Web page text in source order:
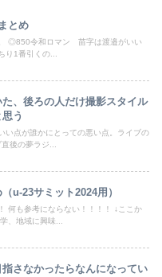
とめ
◎850令和ロマン 苗字は渡邉がいい
り1番引くの...
、後ろの人だけ撮影スタイル
う
い点が誰かにとっての悪い点。ライブの
後の夢ラジ...
u-23サミット2024用）
何も参考にならない！！！！ ↓ここか
、地域に興味...
指さなかったらなんになってい